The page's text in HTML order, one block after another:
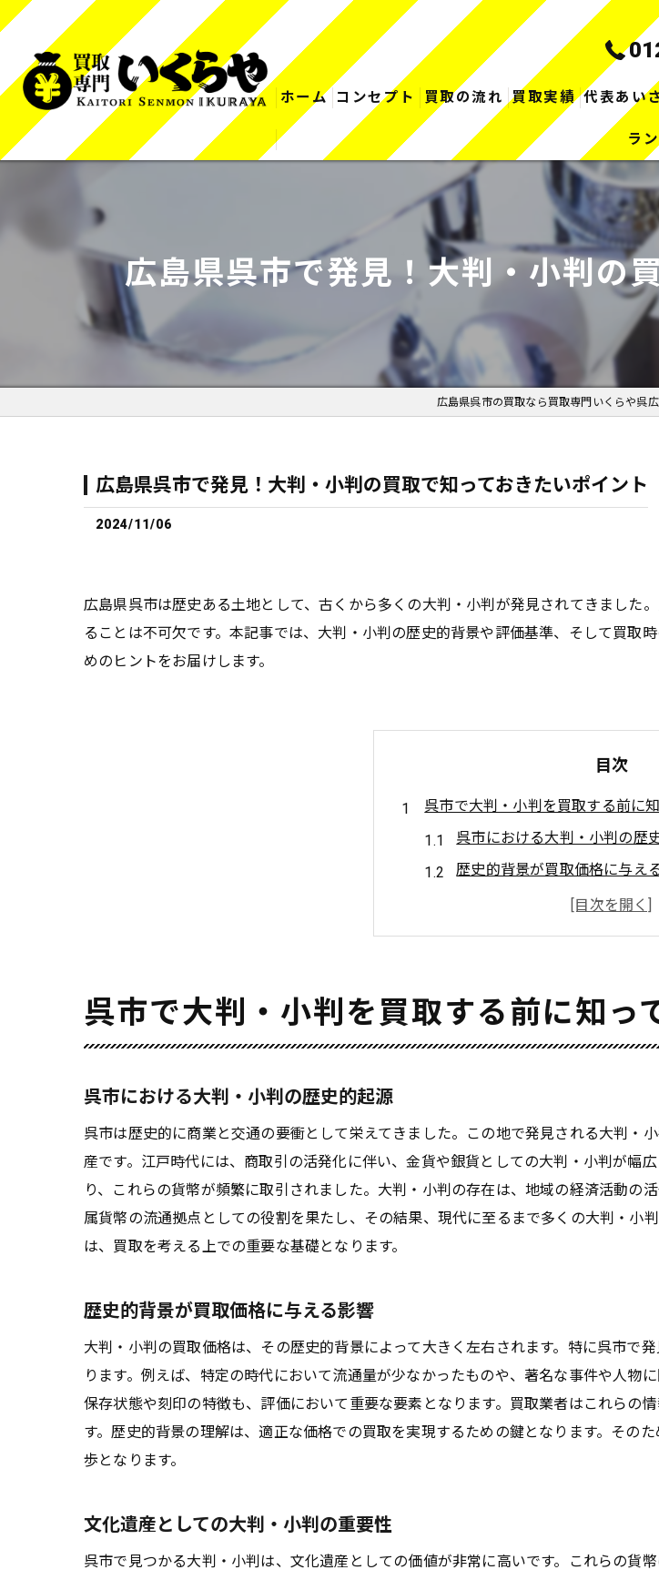
ホーム コンセプト 買取の流れ 買取実績 代表あい
ラ
広島県呉市で発見！大判・小判の
広島県呉市の買取なら買取専門いくらや呉
広島県呉市で発見！大判・小判の買取で知っておきたいポイント
2024/11/06
広島県呉市は歴史ある土地として、古くから多くの大判・小判が発見されてきました
ることは不可欠です。本記事では、大判・小判の歴史的背景や評価基準、そして買取
めのヒントをお届けします。
目次
呉市で大判・小判を買取する前に
呉市における大判・小判の歴
歴史的背景が買取価格に与え
文化遺産としての大判・小判
呉市で発見された有名な大判
歴史的背景を深く理解するた
買取市場での大判・小判の評価基準
専門家による大判・小判の評
偽物を見分けるための評価基
希少性が買取市場での価値に
買取価格を左右する需要と供
交渉で買取価格を上げるため
買取後のフォローアップとア
口コミとレビューを参考にす
買取体験談から学ぶ成功の秘
適正価格で買取を成功させる
呉市で大判・小判を買取する前に知っ
呉市における大判・小判の歴史的起源
呉市は歴史的に商業と交通の要衝として栄えてきました。この地で発見される大判・
産です。江戸時代には、商取引の活発化に伴い、金貨や銀貨としての大判・小判が幅
り、これらの貨幣が頻繁に取引されました。大判・小判の存在は、地域の経済活動の
属貨幣の流通拠点としての役割を果たし、その結果、現代に至るまで多くの大判・小
は、買取を考える上での重要な基礎となります。
歴史的背景が買取価格に与える影響
大判・小判の買取価格は、その歴史的背景によって大きく左右されます。特に呉市で
ります。例えば、特定の時代において流通量が少なかったものや、著名な事件や人物
保存状態や刻印の特徴も、評価において重要な要素となります。買取業者はこれらの
す。歴史的背景の理解は、適正な価格での買取を実現するための鍵となります。その
歩となります。
文化遺産としての大判・小判の重要性
呉市で見つかる大判・小判は、文化遺産としての価値が非常に高いです。これらの貨